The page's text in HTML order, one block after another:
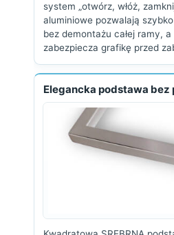
system „otwórz, włóż,
aluminiowe pozwalają
bez demontażu całej ramy,
zabezpiecza grafikę przed
Elegancka podstawa bez